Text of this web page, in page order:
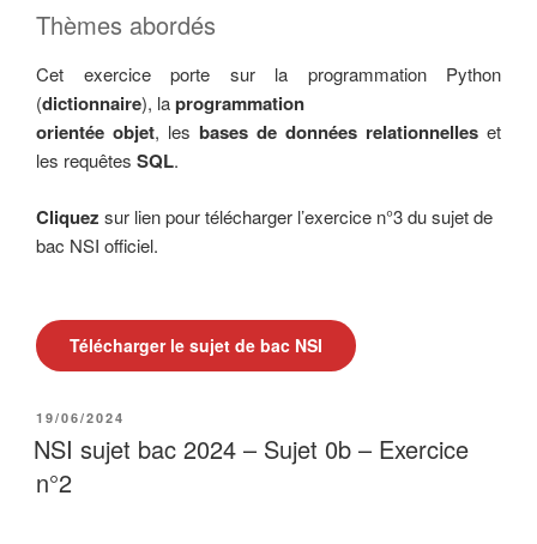
Thèmes abordés
Cet exercice porte sur la programmation Python
(dictionnaire), laprogrammation
orientée objet, les bases de données relationnelles et
les requêtes SQL.
Cliquez sur lien pour télécharger l’exercice n°3 du sujet de
bac NSI officiel.
Télécharger le sujet de bac NSI
PUBLIÉ
LE
19/06/2024
NSI sujet bac 2024 – Sujet 0b – Exercice
n°2